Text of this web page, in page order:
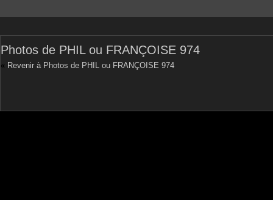
Photos de PHIL ou FRANÇOISE 974
« Revenir à Photos de PHIL ou FRANÇOISE 974